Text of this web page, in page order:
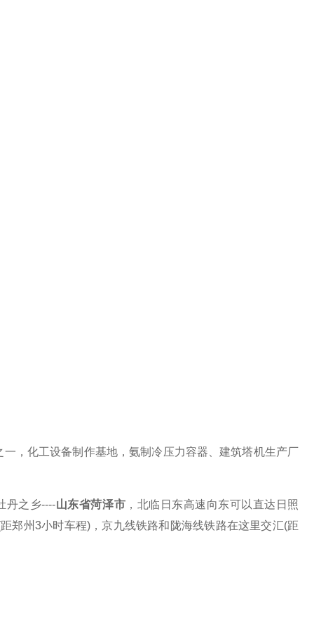
，化工设备制作基地，氨制冷压力容器、建筑塔机生产厂
丹之乡----山东省菏泽市 ，北临日东高速向东可以直达日照
郑州3小时车程)，京九线铁路和陇海线铁路在这里交汇(距